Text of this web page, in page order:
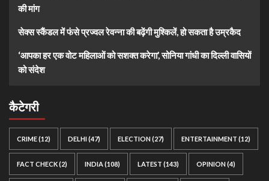
की मांग
सेक्स स्कैंडल में फंसे प्रज्वल रेवन्ना की बढ़ेंगी मुश्किलें, हो सकता है उम्रकैद
‘आपका हर एक वोट महिलाओं को सशक्त करेगा’, सोनिया गांधी का दिल्ली वासियों
को संदेश
कैटेगरी
CRIME(12) DELHI(47) ELECTION(27) ENTERTAINMENT (12)
FACT CHECK(2) INDIA(108) LATEST (143) OPINION(4)